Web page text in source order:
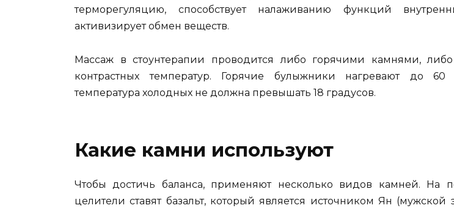
терморегуляцию, способствует налаживанию функций
активизирует обмен веществ.
Массаж в стоунтерапии проводится либо горячими камнями,
контрастных температур. Горячие булыжники нагревают до 60
температура холодных не должна превышать 18 градусов.
Какие камни используют
Чтобы достичь баланса, применяют несколько видов камней. На
целители ставят базальт, который является источником Ян (мужской